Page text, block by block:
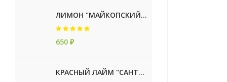
ЛИМОН "МАЙКОПСКИЙ" (Citrus limon "Maykopsky")
650 ₽
КРАСНЫЙ ЛАЙМ "САНТА БАРБАРА"